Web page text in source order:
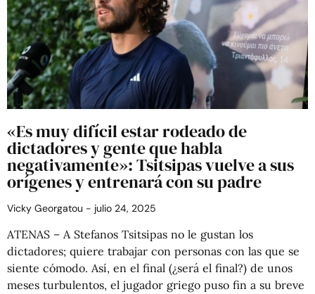
«Es muy difícil estar rodeado de
dictadores y gente que habla
negativamente»: Tsitsipas vuelve a sus
orígenes y entrenará con su padre
Vicky Georgatou julio 24, 2025
ATENAS – A Stefanos Tsitsipas no le gustan los
dictadores; quiere trabajar con personas con las que se
siente cómodo. Así, en el final (¿será el final?) de unos
meses turbulentos, el jugador griego puso fin a su breve